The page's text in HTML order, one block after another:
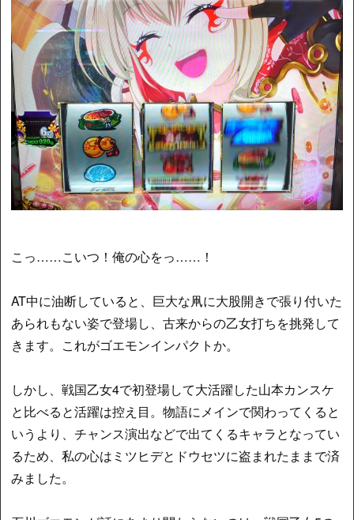
こっ……こいつ！俺の心をっ……！
AT中に油断していると、巨大な凧に大股開きで張り付いた
あられもない姿で登場し、古来からの乙女打ちを挑発して
きます。これがゴエモンインパクトか。
しかし、戦国乙女4で初登場して大活躍した山本カンスケ
と比べると活躍は控え目。物語にメインで関わってくると
いうより、チャンス演出などで出てくるキャラとなってい
るため、私の心はミツヒデとドウセツに盗まれたままで済
みました。